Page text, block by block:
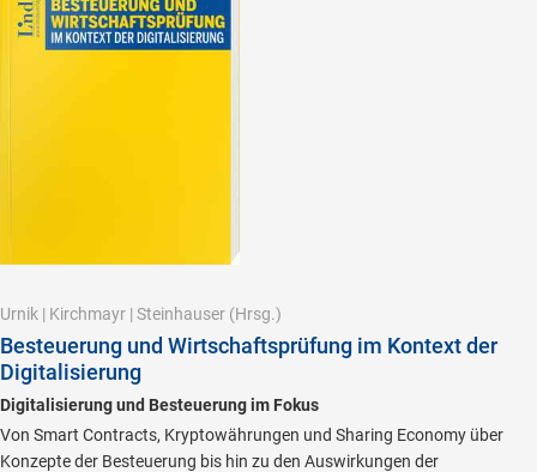
Urnik | Kirchmayr | Steinhauser (Hrsg.)
Besteuerung und Wirtschaftsprüfung im Kontext der
Digitalisierung
Digitalisierung und Besteuerung im Fokus
Von Smart Contracts, Kryptowährungen und Sharing Economy über
Konzepte der Besteuerung bis hin zu den Auswirkungen der